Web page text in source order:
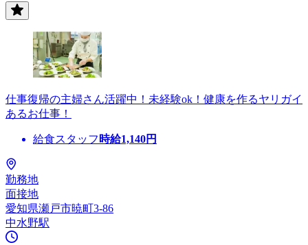
仕事復帰の主婦さん活躍中！未経験ok！健康を作るヤリガイ
あるお仕事！
給食スタッフ 時給1,140円
勤務地
面接地
愛知県瀬戸市暁町3-86
中水野駅